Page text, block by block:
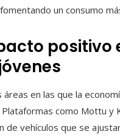
un consumo
positivo
áreas en las que la
como Mottu y
de vehículos que se